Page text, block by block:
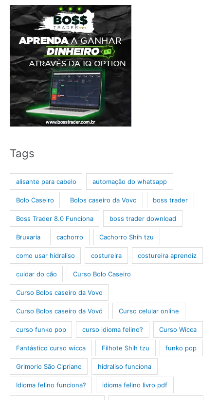
Tags
alisante para cabelo automação do whatsapp
Bolo Caseiro Bolos caseiro da Vovo boss trader
Boss Trader 8.0 Funciona boss trader download
Bruxaria cachorro Cachorro Shih tzu
como usar hidraliso costureira costureira aprendiz
cuidar do cão Curso Bolo Caseiro
Curso Bolos caseiro da Vovo
Curso Bolos caseiro da Vovó Curso celular online
curso funko pop curso idioma felino? Curso Wicca
Fantástico curso wicca Filhote Shih tzu funko pop
Grimorio São Cipriano hidraliso funciona
Idioma felino funciona? idioma felino livro pdf